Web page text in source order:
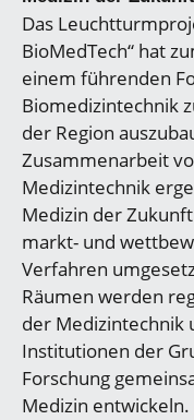
Das
BioMedTech“ hat
einem führenden
Biomedizintechnik
der Region
Zusammenarbeit
Medizintechnik
Medizin der
markt- und
Verfahren
Räumen werden
der Medizintechnik
Institutionen der
Forschung
Medizin entwickeln.